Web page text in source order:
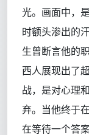
光。画面中，
时额头渗出的
生曾断言他的
西人展现出了
战，是对心理
弃。当他终于
在等待一个答